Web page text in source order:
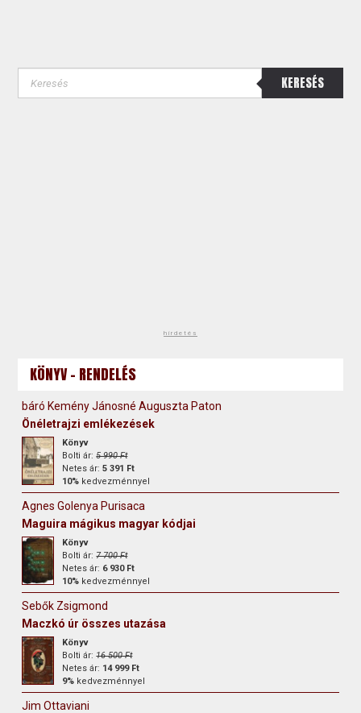
KERESÉS
hirdetés
KÖNYV - RENDELÉS
báró Kemény Jánosné Auguszta Paton
Önéletrajzi emlékezések
Könyv
Bolti ár:5 990 Ft
Netes ár:5 391 Ft
10% kedvezménnyel
Agnes Golenya Purisaca
Maguira mágikus magyar kódjai
Könyv
Bolti ár:7 700 Ft
Netes ár: 6 930 Ft
10% kedvezménnyel
Sebők Zsigmond
Maczkó úr összes utazása
Könyv
Bolti ár:16 500 Ft
Netes ár: 14 999 Ft
9% kedvezménnyel
Jim Ottaviani